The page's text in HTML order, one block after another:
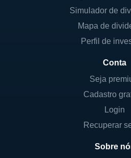
Simulador de
Mapa de
Perfil de
Conta
Seja
Cadastro
Login
Recuperar
Sobre